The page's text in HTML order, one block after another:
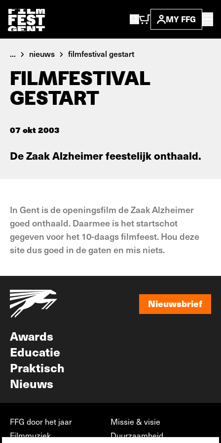
MY FFG
... nieuws filmfestival gestart
FILMFESTIVAL
GESTART
07 okt 2003
De Zaak Alzheimer feestelijk onthaald.
In Gent is de openingsfilm de Zaak Alzheimer
goed onthaald. Daarmee is het startschot
gegeven voor het 10-daags filmfeest. Hou deze
site dus goed in de gaten en mis niets.
Nieuwsbrief
Awards
Educatie
Praktisch
Nieuws
FFG door het jaar
Filmmuziek
Missie & visie
Duurzaamheid